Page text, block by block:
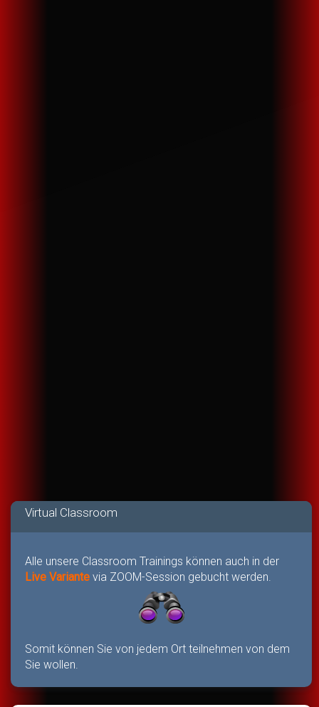
Virtual Classroom
Alle unsere Classroom Trainings können auch in der
Live Variante via ZOOM-Session gebucht werden.
Somit können Sie von jedem Ort teilnehmen von dem
Sie wollen.